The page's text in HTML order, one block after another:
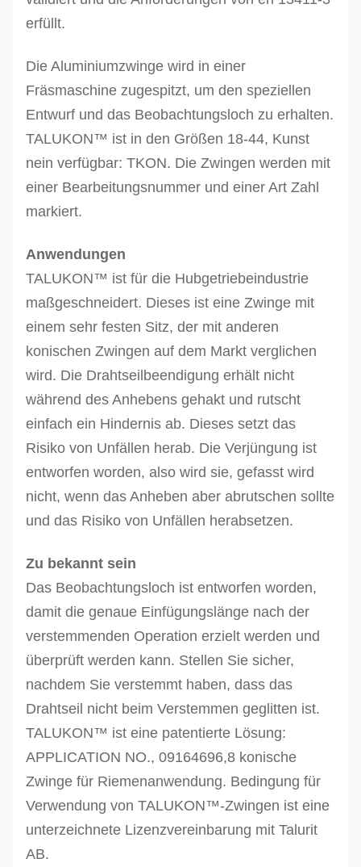
erfüllt.
Die Aluminiumzwinge wird in einer
Fräsmaschine zugespitzt, um den speziellen
Entwurf und das Beobachtungsloch zu erhalten.
TALUKON™ ist in den Größen 18-44, Kunst
nein verfügbar: TKON. Die Zwingen werden mit
einer Bearbeitungsnummer und einer Art Zahl
markiert.
Anwendungen
TALUKON™ ist für die Hubgetriebeindustrie
maßgeschneidert. Dieses ist eine Zwinge mit
einem sehr festen Sitz, der mit anderen
konischen Zwingen auf dem Markt verglichen
wird. Die Drahtseilbeendigung erhält nicht
während des Anhebens gehakt und rutscht
einfach ein Hindernis ab. Dieses setzt das
Risiko von Unfällen herab. Die Verjüngung ist
entworfen worden, also wird sie, gefasst wird
nicht, wenn das Anheben aber abrutschen sollte
und das Risiko von Unfällen herabsetzen.
Zu bekannt sein
Das Beobachtungsloch ist entworfen worden,
damit die genaue Einfügungslänge nach der
verstemmenden Operation erzielt werden und
überprüft werden kann. Stellen Sie sicher,
nachdem Sie verstemmt haben, dass das
Drahtseil nicht beim Verstemmen geglitten ist.
TALUKON™ ist eine patentierte Lösung:
APPLICATION NO., 09164696,8 konische
Zwinge für Riemenanwendung. Bedingung für
Verwendung von TALUKON™-Zwingen ist eine
unterzeichnete Lizenzvereinbarung mit Talurit
AB.